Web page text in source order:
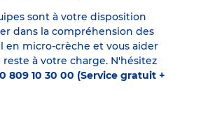
sont à votre disposition
dans la compréhension des
en micro-crèche et vous aider
à votre charge. N'hésitez
0 809 10 30 00 (Service gratuit +